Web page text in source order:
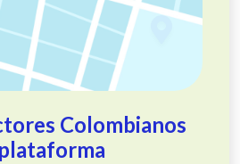
Colombianos